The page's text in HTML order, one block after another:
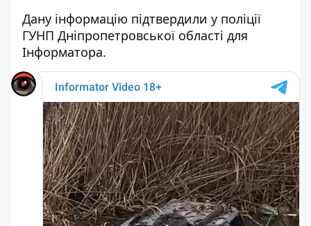
Дану інформацію підтвердили у поліції
ГУНП Дніпропетровської області для
Інформатора.